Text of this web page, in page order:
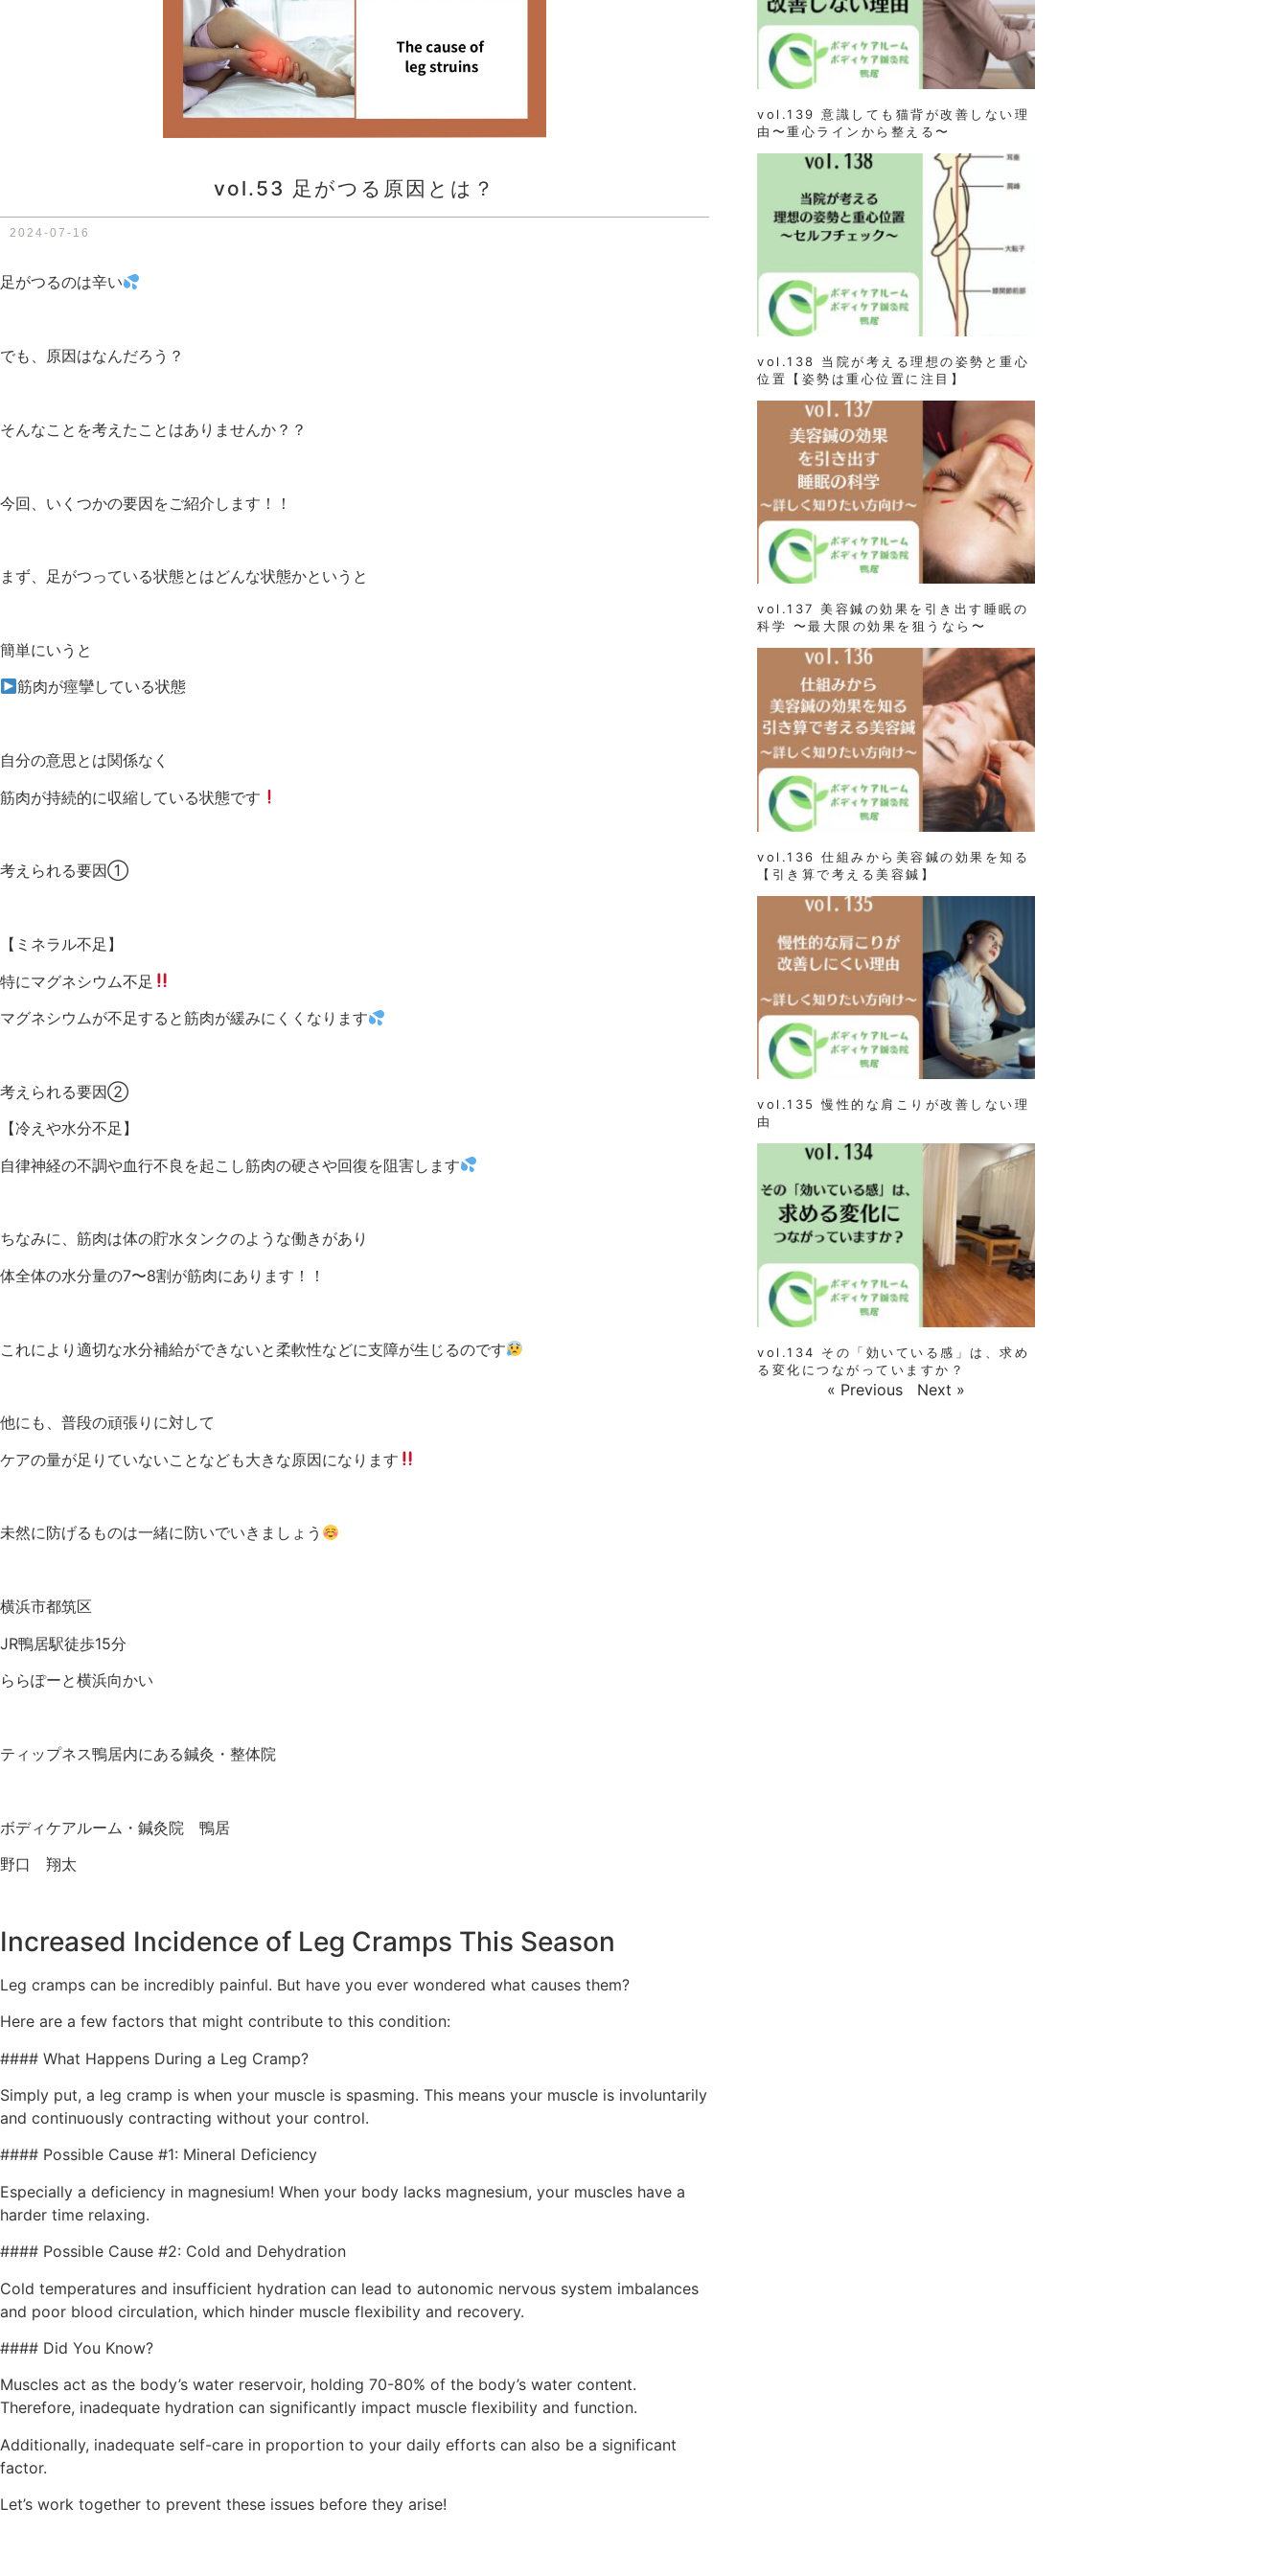
vol.53 足がつる原因とは？
2024-07-16
足がつるのは辛い
でも、原因はなんだろう？
そんなことを考えたことはありませんか？？
今回、いくつかの要因をご紹介します！！
まず、足がつっている状態とはどんな状態かというと
簡単にいうと
筋肉が痙攣している状態
自分の意思とは関係なく
筋肉が持続的に収縮している状態です
考えられる要因①
【ミネラル不足】
特にマグネシウム不足
マグネシウムが不足すると筋肉が緩みにくくなります
考えられる要因②
【冷えや水分不足】
自律神経の不調や血行不良を起こし筋肉の硬さや回復を阻害します
ちなみに、 筋肉は体の貯水タンクのような働きがあり
体全体の水分量の7〜8割が筋肉にあります！！
これにより 適切な水分補給ができないと柔軟性などに支障が生じるのです
他にも、普段の頑張りに対して
ケアの量が足りていないことなども大きな原因になります
未然に防げるものは一緒に防いでいきましょう
横浜市都筑区
JR鴨居駅徒歩15分
ららぽーと横浜向かい
ティップネス鴨居内にある鍼灸・整体院
ボディケアルーム・鍼灸院 鴨居
野口 翔太
Increased Incidence of Leg Cramps This Season
Leg cramps can be incredibly painful. But have you ever wondered what causes them?
Here are a few factors that might contribute to this condition:
#### What Happens During a Leg Cramp?
Simply put, a leg cramp is when your muscle is spasming. This means your muscle is involuntarily
and continuously contracting without your control.
#### Possible Cause #1: Mineral Deficiency
Especially a deficiency in magnesium! When your body lacks magnesium, your muscles have a
harder time relaxing.
#### Possible Cause #2: Cold and Dehydration
Cold temperatures and insufficient hydration can lead to autonomic nervous system imbalances
and poor blood circulation, which hinder muscle flexibility and recovery.
#### Did You Know?
Muscles act as the body’s water reservoir, holding 70-80% of the body’s water content.
Therefore, inadequate hydration can significantly impact muscle flexibility and function.
Additionally, inadequate self-care in proportion to your daily efforts can also be a significant
factor.
Let’s work together to prevent these issues before they arise!
vol.139 意識しても猫背が改善しない理
由〜重心ラインから整える〜
vol.138 当院が考える理想の姿勢と重心
位置【姿勢は重心位置に注目】
vol.137 美容鍼の効果を引き出す睡眠の
科学 〜最大限の効果を狙うなら〜
vol.136 仕組みから美容鍼の効果を知る
【引き算で考える美容鍼】
vol.135 慢性的な肩こりが改善しない理
由
vol.134 その「効いている感」は、求め
る変化につながっていますか？
« Previous Next »